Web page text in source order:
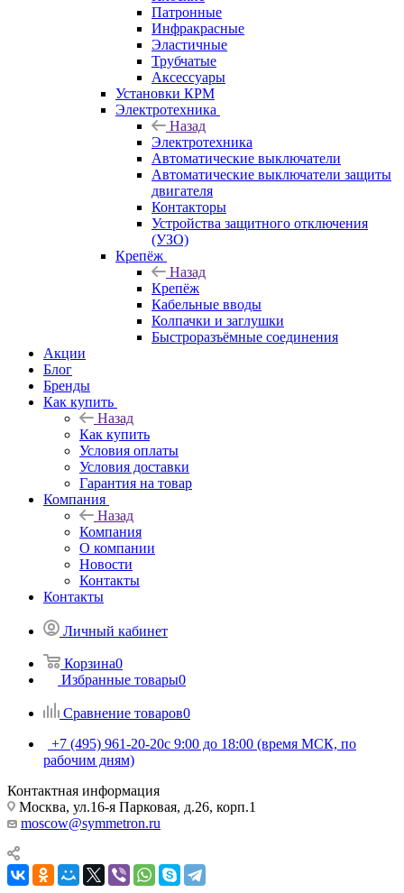
Патронные
Инфракрасные
Эластичные
Трубчатые
Аксессуары
Установки КРМ
Электротехника
Назад
Электротехника
Автоматические выключатели
Автоматические выключатели защиты
двигателя
Контакторы
Устройства защитного отключения
(УЗО)
Крепёж
Назад
Крепёж
Кабельные вводы
Колпачки и заглушки
Быстроразъёмные соединения
Акции
Блог
Бренды
Как купить
Назад
Как купить
Условия оплаты
Условия доставки
Гарантия на товар
Компания
Назад
Компания
О компании
Новости
Контакты
Контакты
Личный кабинет
Корзина0
Избранные товары0
Сравнение товаров0
+7 (495) 961-20-20с 9:00 до 18:00 (время МСК, по
рабочим дням)
Контактная информация
Москва, ул.16-я Парковая, д.26, корп.1
moscow@symmetron.ru